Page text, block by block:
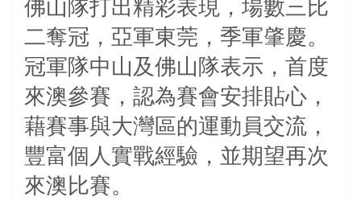
佛山隊打出精彩表現，場數三比
二奪冠，亞軍東莞，季軍肇慶。
冠軍隊中山及佛山隊表示，首度
來澳參賽，認為賽會安排貼心，
藉賽事與大灣區的運動員交流，
豐富個人實戰經驗，並期望再次
來澳比賽。